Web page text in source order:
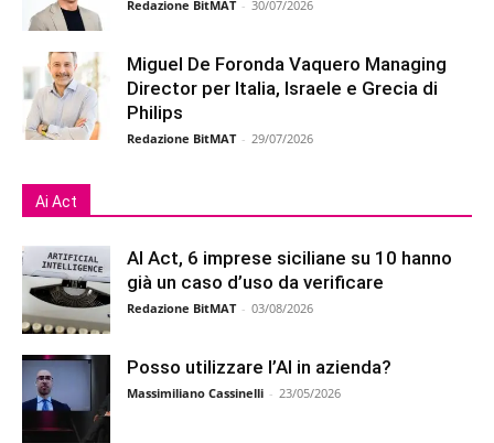
Redazione BitMAT - 30/07/2026
Miguel De Foronda Vaquero Managing
Director per Italia, Israele e Grecia di
Philips
Redazione BitMAT - 29/07/2026
Ai Act
AI Act, 6 imprese siciliane su 10 hanno
già un caso d’uso da verificare
Redazione BitMAT - 03/08/2026
Posso utilizzare l’AI in azienda?
Massimiliano Cassinelli - 23/05/2026